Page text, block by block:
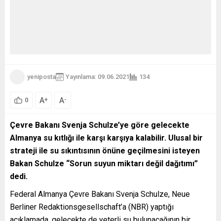
yeniposta Yayınlama: 09.06.2021 134
0 A+ A-
Çevre Bakanı Svenja Schulze’ye göre gelecekte
Almanya su kıtlığı ile karşı karşıya kalabilir. Ulusal bir
strateji ile su sıkıntısının önüne geçilmesini isteyen
Bakan Schulze “Sorun suyun miktarı değil dağıtımı”
dedi.
Federal Almanya Çevre Bakanı Svenja Schulze, Neue
Berliner Redaktionsgesellschaft’a (NBR) yaptığı